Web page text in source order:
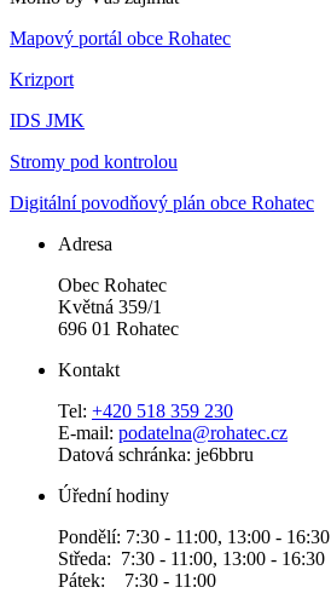
Mapový portál obce Rohatec
Krizport
IDS JMK
Stromy pod kontrolou
Digitální povodňový plán obce Rohatec
Adresa
Obec Rohatec
Květná 359/1
696 01 Rohatec
Kontakt
Tel: +420 518 359 230
E-mail: podatelna@rohatec.cz
Datová schránka: je6bbru
Úřední hodiny
Pondělí: 7:30 - 11:00, 13:00 - 16:30
Středa: 7:30 - 11:00, 13:00 - 16:30
Pátek: 7:30 - 11:00